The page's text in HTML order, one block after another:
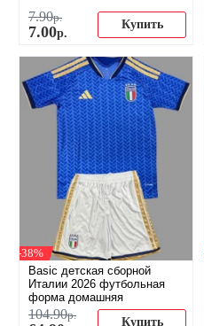
7.90р.
7.00р.
Купить
-38%
Basic детская сборной
Италии 2026 футбольная
форма домашняя
104.90р. Купить